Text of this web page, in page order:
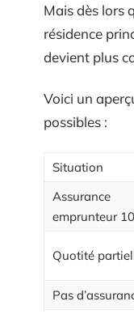
Mais dès lors
résidence
devient plus
Voici un
possibles :
Situation
Assurance
emprunteur
Quotité
Pas